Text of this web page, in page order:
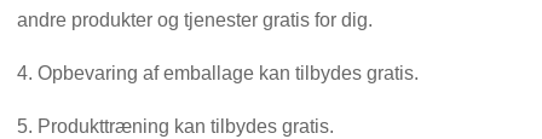
andre produkter og tjenester gratis for dig.
4. Opbevaring af emballage kan tilbydes gratis.
5. Produkttræning kan tilbydes gratis.